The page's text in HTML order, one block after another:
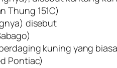
Thung 151C)
disebut
kuning yang
Pontiac)